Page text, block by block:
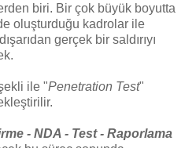
biri. Bir çok büyük boyutta
oluşturduğu kadrolar ile
gerçek bir saldırıyı
ile "Penetration Test"
- NDA - Test - Raporlama